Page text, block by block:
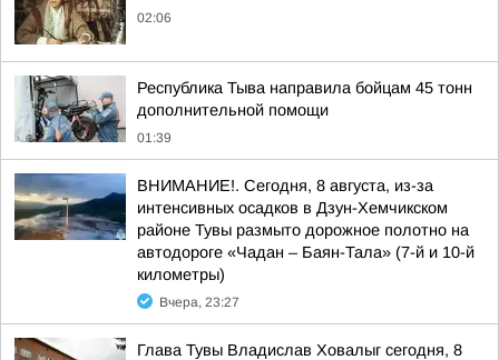
02:06
Республика Тыва направила бойцам 45 тонн
дополнительной помощи
01:39
ВНИМАНИЕ!. Сегодня, 8 августа, из-за
интенсивных осадков в Дзун-Хемчикском
районе Тувы размыто дорожное полотно на
автодороге «Чадан – Баян-Тала» (7-й и 10-й
километры)
Вчера, 23:27
Глава Тувы Владислав Ховалыг сегодня, 8